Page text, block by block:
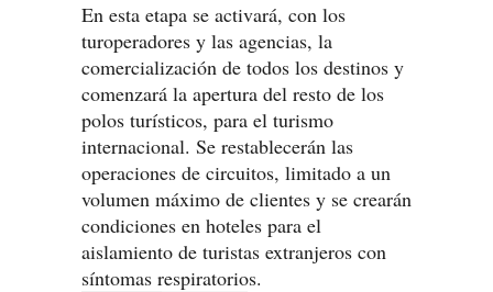
En esta etapa se activará, con los
turoperadores y las agencias, la
comercialización de todos los destinos y
comenzará la apertura del resto de los
polos turísticos, para el turismo
internacional. Se restablecerán las
operaciones de circuitos, limitado a un
volumen máximo de clientes y se crearán
condiciones en hoteles para el
aislamiento de turistas extranjeros con
síntomas respiratorios.